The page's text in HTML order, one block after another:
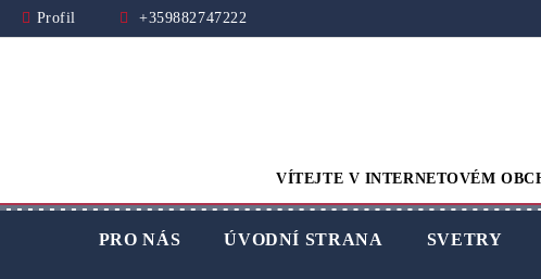
Profil +359882747222
VÍTEJTE V INTERNETOVÉM
PRO NÁS ÚVODNÍ STRANA SVETRY